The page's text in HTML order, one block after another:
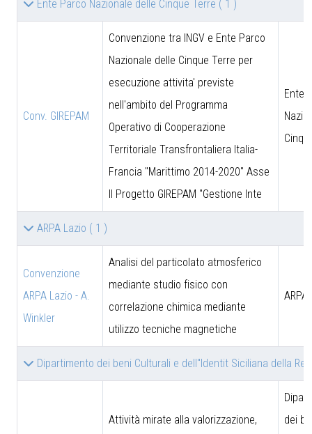
Ente Parco Nazionale delle Cinque Terre ( 1 )
Conv. GIREPAM
Convenzione tra INGV e Ente Parco
Nazionale delle Cinque Terre per
esecuzione attivita' previste
nell'ambito del Programma
Operativo di Cooperazione
Territoriale Transfrontaliera Italia-
Francia "Marittimo 2014-2020" Asse
II Progetto GIREPAM "Gestione Inte
Ente
ARPA Lazio ( 1 )
Convenzione
ARPA Lazio - A.
Winkler
Analisi del particolato atmosferico
mediante studio fisico con
correlazione chimica mediante
utilizzo tecniche magnetiche
ARPA
Dipartimento dei beni Culturali e dell''Identit Siciliana della
Attività mirate alla valorizzazione,
dei